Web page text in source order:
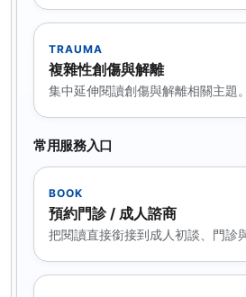
TRAUMA
複雜性創傷與解離
集中延伸閱讀創傷與解離相關主題。
常用服務入口
BOOK
預約門診 / 成人諮商
把閱讀直接銜接到成人初談、門診